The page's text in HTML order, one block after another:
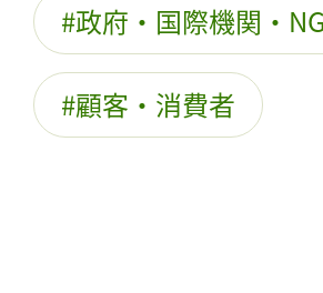
政府・国際機関・
顧客・消費者